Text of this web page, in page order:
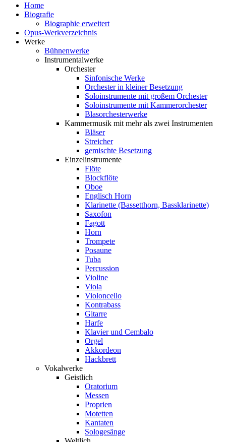
Home
Biografie
Biographie erweitert
Opus-Werkverzeichnis
Werke
Bühnenwerke
Instrumentalwerke
Orchester
Sinfonische Werke
Orchester in kleiner Besetzung
Soloinstrumente mit großem Orchester
Soloinstrumente mit Kammerorchester
Blasorchesterwerke
Kammermusik mit mehr als zwei Instrumenten
Bläser
Streicher
gemischte Besetzung
Einzelinstrumente
Flöte
Blockflöte
Oboe
Englisch Horn
Klarinette (Bassetthorn, Bassklarinette)
Saxofon
Fagott
Horn
Trompete
Posaune
Tuba
Percussion
Violine
Viola
Violoncello
Kontrabass
Gitarre
Harfe
Klavier und Cembalo
Orgel
Akkordeon
Hackbrett
Vokalwerke
Geistlich
Oratorium
Messen
Proprien
Motetten
Kantaten
Sologesänge